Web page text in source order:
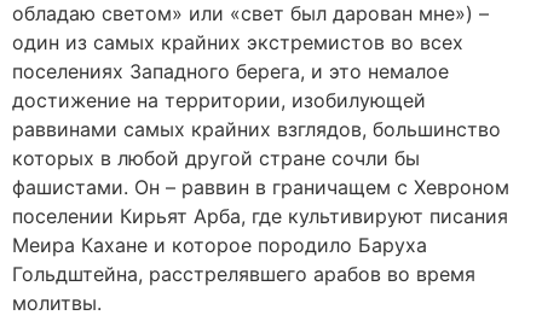
обладаю светом» или «свет был дарован мне») –
один из самых крайних экстремистов во всех
поселениях Западного берега, и это немалое
достижение на территории, изобилующей
раввинами самых крайних взглядов, большинство
которых в любой другой стране сочли бы
фашистами. Он – раввин в граничащем с Хевроном
поселении Кирьят Арба, где культивируют писания
Меира Кахане и которое породило Баруха
Гольдштейна, расстрелявшего арабов во время
молитвы.